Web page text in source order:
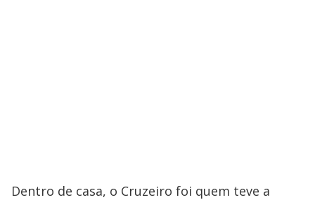
Dentro de casa, o Cruzeiro foi quem teve a